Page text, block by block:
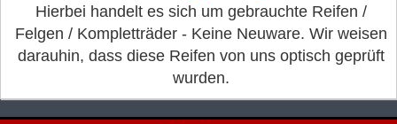
Hierbei handelt es sich um gebrauchte Reifen /
Felgen / Kompletträder - Keine Neuware. Wir weisen
darauhin, dass diese Reifen von uns optisch geprüft
wurden.